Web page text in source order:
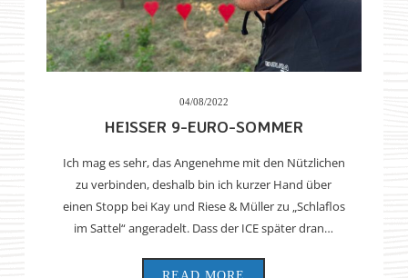
04/08/2022
HEISSER 9-EURO-SOMMER
Ich mag es sehr, das Angenehme mit den Nützlichen
zu verbinden, deshalb bin ich kurzer Hand über
einen Stopp bei Kay und Riese & Müller zu „Schlaflos
im Sattel“ angeradelt. Dass der ICE später dran…